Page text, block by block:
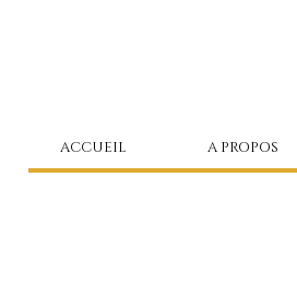
ACCUEIL A PROPOS